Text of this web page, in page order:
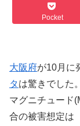
Pocket
大阪府が10月に
タは驚きでした。
マグニチュード
合の被害想定は